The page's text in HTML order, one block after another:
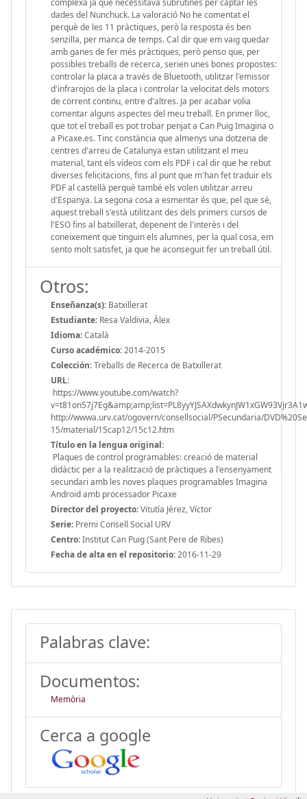
complexa ja que necessitava subrutines per captar les
dades del Nunchuck. La valoració No he comentat el
perquè de les 11 pràctiques, però la resposta és ben
senzilla, per manca de temps. Cal dir que em vaig quedar
amb ganes de fer més pràctiques, però penso que, per
possibles treballs de recerca, serien unes bones propostes:
controlar la placa a través de Bluetooth, utilitzar l'emissor
d'infrarojos de la placa i controlar la velocitat dels motors
de corrent continu, entre d'altres. Ja per acabar volia
comentar alguns aspectes del meu treball. En primer lloc,
que tot el treball es pot trobar penjat a Can Puig Imagina o
a Picaxe.es. Tinc constància que almenys una dotzena de
centres d'arreu de Catalunya estan utilitzant el meu
material, tant els vídeos com els PDF i cal dir que he rebut
diverses felicitacions, fins al punt que m'han fet traduir els
PDF al castellà perquè també els volen utilitzar arreu
d'Espanya. La segona cosa a esmentar és que, pel que sé,
aquest treball s'està utilitzant des dels primers cursos de
l'ESO fins al batxillerat, depenent de l'interès i del
coneixement que tinguin els alumnes, per la qual cosa, em
sento molt satisfet, ja que he aconseguit fer un treball útil.
Otros:
Enseñanza(s): Batxillerat
Estudiante: Resa Valdivia, Àlex
Idioma:Català
Curso académico:2014-2015
Colección:Treballs de Recerca de Batxillerat
URL:
https://www.youtube.com/watch?
http://wwwa.urv.cat/ogovern/consellsocial/PSecundaria/
15/material/15cap12/15c12.htm
Título en la lengua original:
Plaques de control programables: creació de material
didàctic per a la realització de pràctiques a l'ensenyament
secundari amb les noves plaques programables Imagina
Android amb processador Picaxe
Director del proyecto:Vitutía Jérez, Víctor
Serie: Premi Consell Social URV
Centro:Institut Can Puig (Sant Pere de Ribes)
Fecha de alta en el repositorio:2016-11-29
Palabras clave:
Documentos:
Memòria
Cerca a google